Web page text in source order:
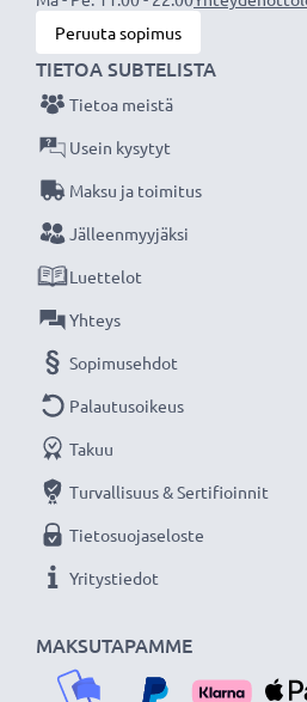
tarkasti parhaan
tehokkuuden
takuu!
Peruuta sopimus
MAKSUTAPAMME
TIETOA SUBTELISTA
Tietoa meistä
Usein kysytyt
Maksu ja toimitus
Jälleenmyyjäksi
Luettelot
Yhteys
Sopimusehdot
Palautusoikeus
Takuu
Turvallisuus & Sertifioinnit
Tietosuojaseloste
Yritystiedot